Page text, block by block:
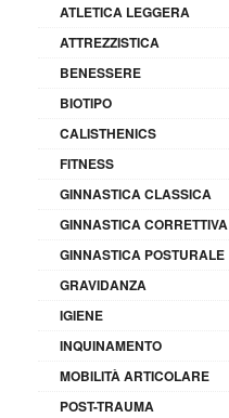
ATLETICA LEGGERA
ATTREZZISTICA
BENESSERE
BIOTIPO
CALISTHENICS
FITNESS
GINNASTICA CLASSICA
GINNASTICA CORRETTIVA
GINNASTICA POSTURALE
GRAVIDANZA
IGIENE
INQUINAMENTO
MOBILITÀ ARTICOLARE
POST-TRAUMA